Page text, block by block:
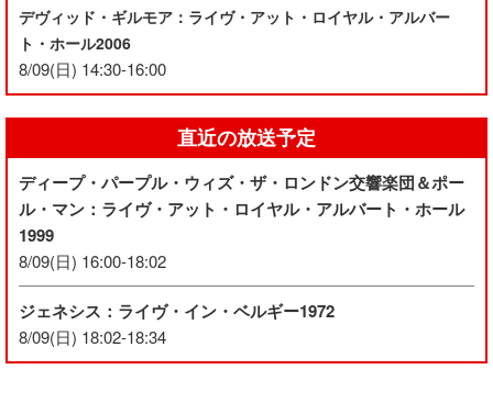
デヴィッド・ギルモア：ライヴ・アット・ロイヤル・アルバー
ト・ホール2006
8/09(日) 14:30-16:00
直近の放送予定
ディープ・パープル・ウィズ・ザ・ロンドン交響楽団＆ポー
ル・マン：ライヴ・アット・ロイヤル・アルバート・ホール
1999
8/09(日) 16:00-18:02
ジェネシス：ライヴ・イン・ベルギー1972
8/09(日) 18:02-18:34